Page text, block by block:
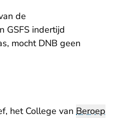
de
GSFS indertijd
mocht DNB geen
het College van Beroep